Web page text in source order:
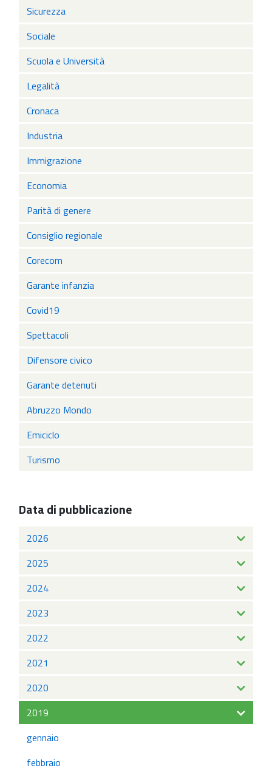
Sicurezza
Sociale
Scuola e Università
Legalità
Cronaca
Industria
Immigrazione
Economia
Parità di genere
Consiglio regionale
Corecom
Garante infanzia
Covid19
Spettacoli
Difensore civico
Garante detenuti
Abruzzo Mondo
Emiciclo
Turismo
Data di pubblicazione
2026
2025
2024
2023
2022
2021
2020
2019
gennaio
febbraio